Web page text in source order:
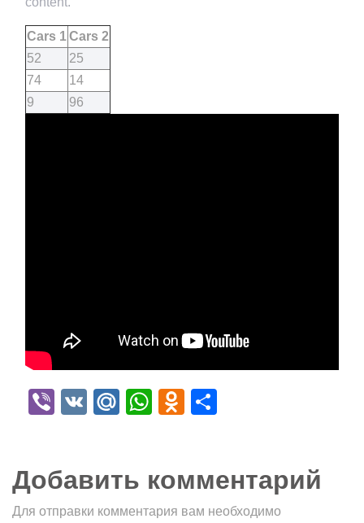
Cars 1Cars 2
52
25
74
14
9
96
Viber
VK Mail.Ru
WhatsApp
Odnoklassniki
Добавить комментарий
Для отправки комментария вам необходимо